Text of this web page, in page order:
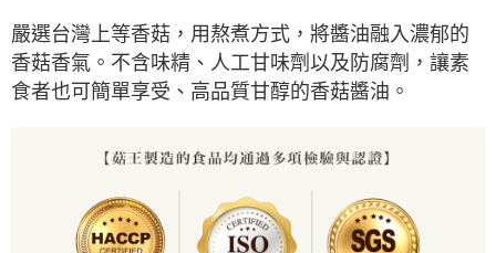
嚴選台灣上等香菇，用熬煮方式，將醬油融入濃郁的
香菇香氣。不含味精、人工甘味劑以及防腐劑，讓素
食者也可簡單享受、高品質甘醇的香菇醬油。